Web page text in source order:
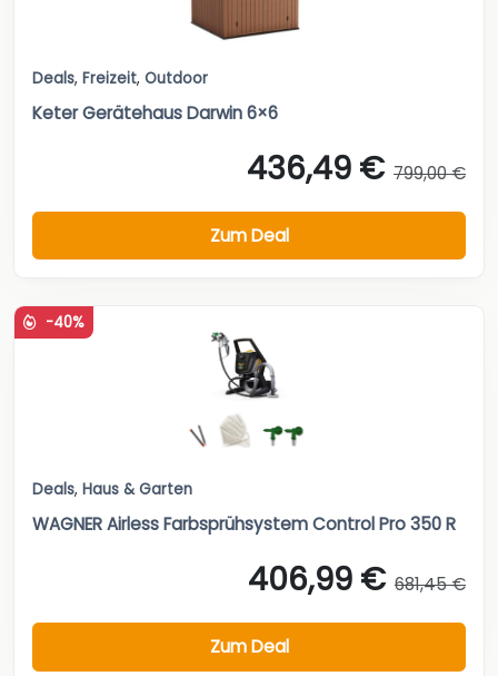
Deals, Freizeit, Outdoor
Keter Gerätehaus Darwin 6×6
436,49 € 799,00 €
Zum Deal
-40%
Deals, Haus & Garten
WAGNER Airless Farbsprühsystem Control Pro 350 R
406,99 € 681,45 €
Zum Deal